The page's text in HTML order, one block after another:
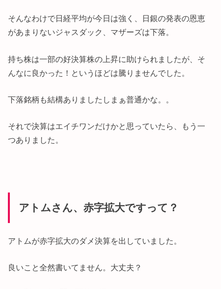
そんなわけで日経平均が今日は強く、日銀の発表の恩恵
があまりないジャスダック、マザーズは下落。
持ち株は一部の好決算株の上昇に助けられましたが、そ
んなに良かった！というほどは騰りませんでした。
下落銘柄も結構ありましたしまぁ普通かな。。
それで決算はエイチワンだけかと思っていたら、もう一
つありました。
アトムさん、赤字拡大ですって？
アトムが赤字拡大のダメ決算を出していました。
良いこと全然書いてません。大丈夫？